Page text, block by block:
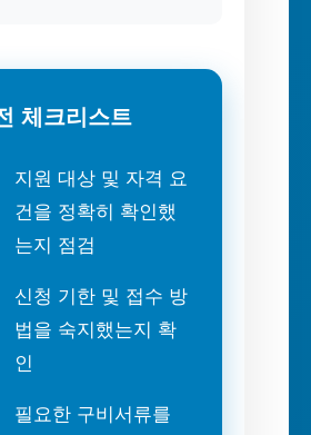
체크리스트
지원 대상 및 자격 요
건을 정확히 확인했
는지 점검
신청 기한 및 접수 방
법을 숙지했는지 확
인
필요한 구비서류를